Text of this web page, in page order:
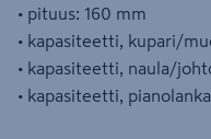
• pituus: 160 mm
• kapasiteetti, kupari/
• kapasiteetti, naula/
• kapasiteetti,